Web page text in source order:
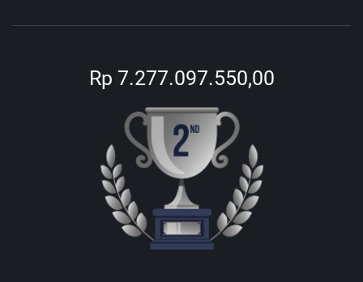
Rp 7.277.097.550,00